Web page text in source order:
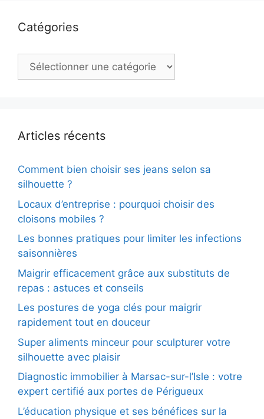
Catégories
Catégories
Articles récents
Comment bien choisir ses jeans selon sa
silhouette ?
Locaux d’entreprise : pourquoi choisir des
cloisons mobiles ?
Les bonnes pratiques pour limiter les infections
saisonnières
Maigrir efficacement grâce aux substituts de
repas : astuces et conseils
Les postures de yoga clés pour maigrir
rapidement tout en douceur
Super aliments minceur pour sculpturer votre
silhouette avec plaisir
Diagnostic immobilier à Marsac-sur-l’Isle : votre
expert certifié aux portes de Périgueux
L’éducation physique et ses bénéfices sur la